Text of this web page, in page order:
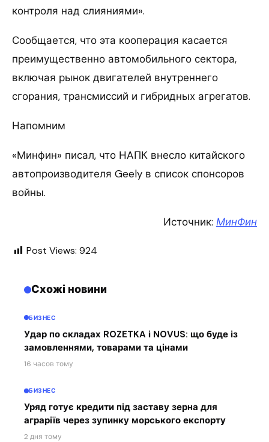
контроля над слияниями».
Сообщается, что эта кооперация касается
преимущественно автомобильного сектора,
включая рынок двигателей внутреннего
сгорания, трансмиссий и гибридных агрегатов.
Напомним
«Минфин» писал, что НАПК внесло китайского
автопроизводителя Geely в список спонсоров
войны.
Источник: МинФин
Post Views: 924
Схожі новини
БИЗНЕС
Удар по складах ROZETKA і NOVUS: що буде із
замовленнями, товарами та цінами
16 часов тому
БИЗНЕС
Уряд готує кредити під заставу зерна для
аграріїв через зупинку морського експорту
2 дня тому